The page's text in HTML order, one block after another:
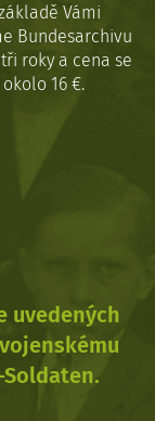
Vámi
Bundesarchivu
roky a cena se
16 €.
uvedených